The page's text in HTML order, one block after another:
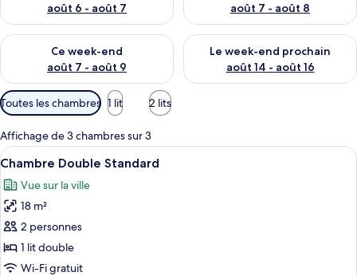
août 6 - août 7
août 7 - août 8
Ce week-end
août 7 - août 9
Vérifier la disponibilité pour ce week-end août 7 - août 9
Le week-end prochain
août 14 - août 16
Vérifier la disponibilité pour
Filtres
disponibles
pour
les
chambres
Toutes les chambres 1 lit 2 lits
Affichage de 3 chambres sur 3
Afficher
toutes
les
photos
pour
ce
type
Une chambre à coucher avec un
6
Chambre Double Standard
Vue sur la ville
18 m²
2 personnes
1 lit double
Wi-Fi gratuit